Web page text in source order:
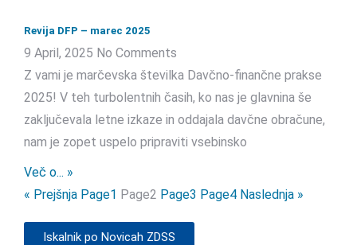
Revija DFP – marec 2025
9 April, 2025 No Comments
Z vami je marčevska številka Davčno-finančne prakse
2025! V teh turbolentnih časih, ko nas je glavnina še
zaključevala letne izkaze in oddajala davčne obračune,
nam je zopet uspelo pripraviti vsebinsko
Več o... »
« Prejšnja Page1 Page2 Page3 Page4 Naslednja »
Iskalnik po Novicah ZDSS